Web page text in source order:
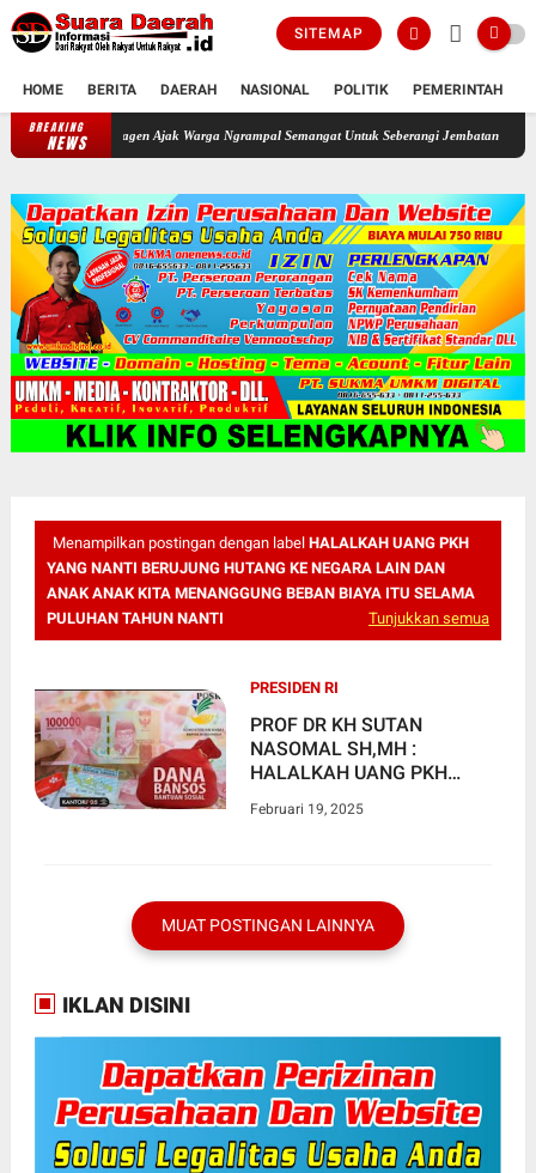
SITEMAP
HOME BERITA DAERAH NASIONAL POLITIK PEMERINTAH
BREAKING
NEWS
Bupati Sragen Ajak Warga Ngrampal Semangat Untuk Seberangi Jembatan Emas
Menampilkan postingan dengan label HALALKAH UANG PKH
YANG NANTI BERUJUNG HUTANG KE NEGARA LAIN DAN
ANAK ANAK KITA MENANGGUNG BEBAN BIAYA ITU SELAMA
PULUHAN TAHUN NANTI
Tunjukkan semua
PRESIDEN RI
PROF DR KH SUTAN
NASOMAL SH,MH :
HALALKAH UANG PKH
HUTANG KE NEGARA LAIN
PULUHAN TAHUN NANTI
Februari 19, 2025
MUAT POSTINGAN LAINNYA
IKLAN DISINI